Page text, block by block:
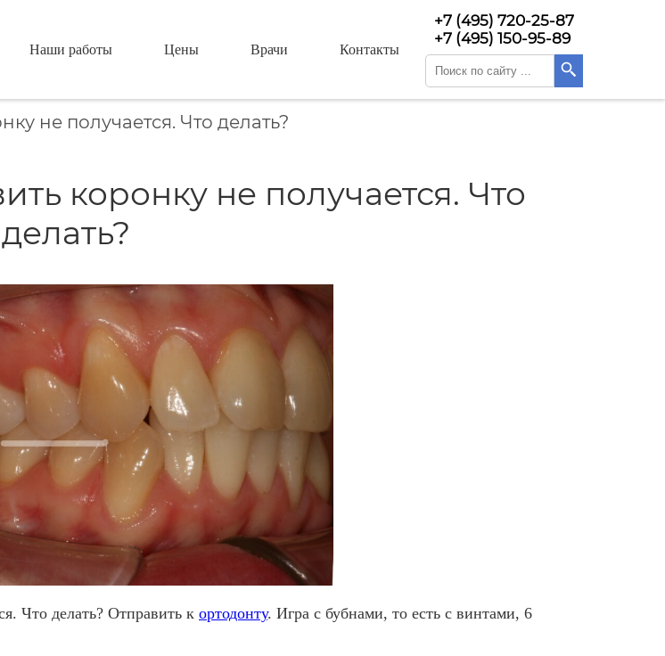
Наши работы Цены Врачи Контакты
+7 (495) 720-25-87
+7 (495) 150-95-89
не получается. Что делать?
коронку не получается. Что
делать?
Что делать? Отправить к ортодонту. Игра с бубнами, то есть с винтами, 6